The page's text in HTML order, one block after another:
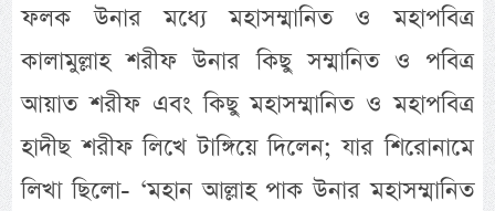
ফলক উনার মধ্যে মহাসম্মানিত ও মহাপবিত্র
কালামুল্লাহ শরীফ উনার কিছু সম্মানিত ও পবিত্র
আয়াত শরীফ এবং কিছু মহাসম্মানিত ও মহাপবিত্র
হাদীছ শরীফ লিখে টাঙ্গিয়ে দিলেন; যার শিরোনামে
লিখা ছিলো- ‘মহান আল্লাহ পাক উনার মহাসম্মানিত